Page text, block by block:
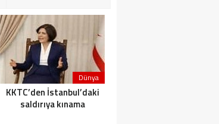
Dünya
KKTC’den İstanbul’daki
saldırıya kınama